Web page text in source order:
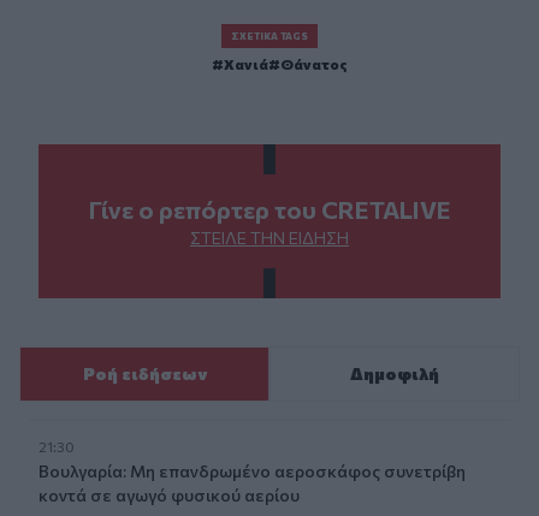
ΣΧΕΤΙΚΆ TAGS
Χανιά Θάνατος
Γίνε ο ρεπόρτερ του CRETALIVE
ΣΤΕΊΛΕ ΤΗΝ ΕΊΔΗΣΗ
Ροή ειδήσεων Δημοφιλή
21:30
Βουλγαρία: Μη επανδρωμένο αεροσκάφος συνετρίβη
κοντά σε αγωγό φυσικού αερίου